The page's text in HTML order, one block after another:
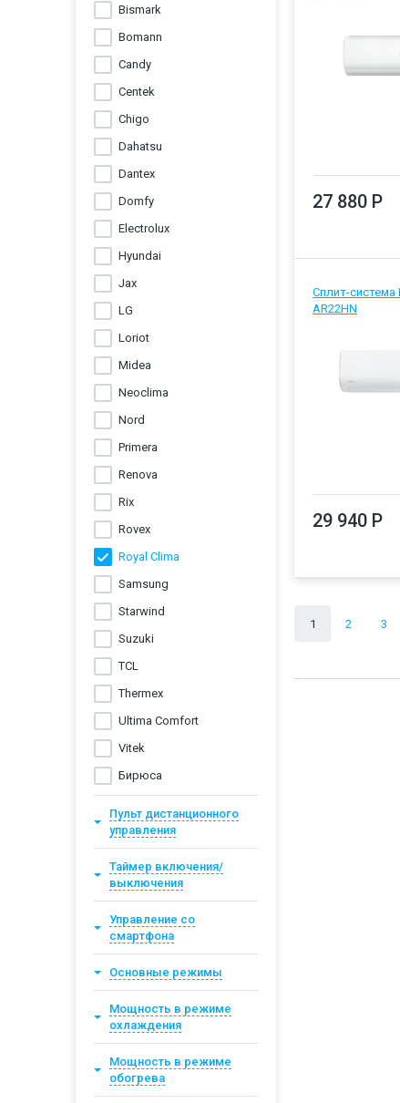
27 880 Р
Сплит-система
AR22HN
29 940 Р
1 2 3
Bismark
Bomann
Candy
Centek
Chigo
Dahatsu
Dantex
Domfy
Electrolux
Hyundai
Jax
LG
Loriot
Midea
Neoclima
Nord
Primera
Renova
Rix
Rovex
Royal Clima
Samsung
Starwind
Suzuki
TCL
Thermex
Ultima Comfort
Vitek
Бирюса
Пульт дистанционного
управления
Таймер включения/
выключения
Управление со
смартфона
Основные режимы
Мощность в режиме
охлаждения
Мощность в режиме
обогрева